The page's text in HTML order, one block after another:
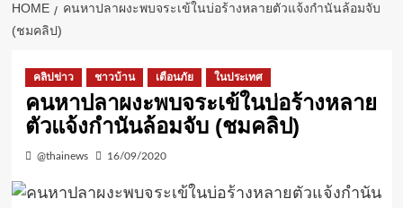
HOME
คนหาปลาผงะพบจระเข้ในบ่อร้างหลายตัวแจ้งกำนันล้อมจับ
(ชมคลิป)
คลิปข่าว ชาวบ้าน เตือนภัย ในประเทศ
คนหาปลาผงะพบจระเข้ในบ่อร้างหลาย
ตัวแจ้งกำนันล้อมจับ (ชมคลิป)
@thainews 16/09/2020